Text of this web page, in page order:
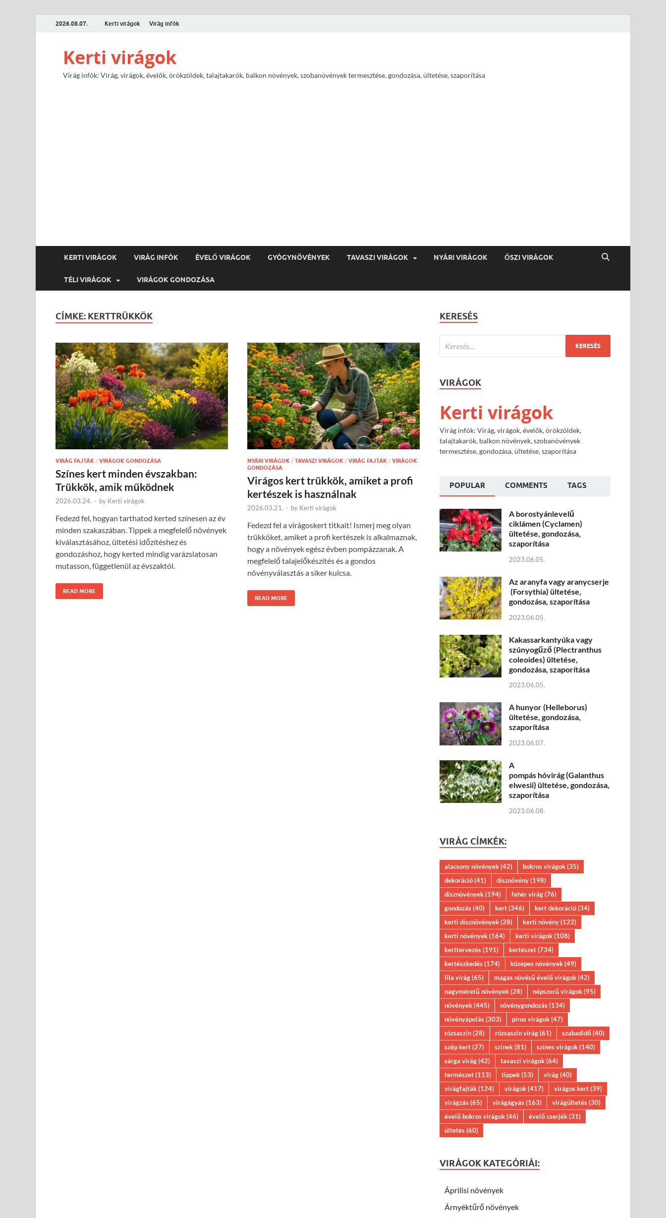
2026.08.07. Kerti virágok Virág infók
Kerti virágok
Virág infók: Virág, virágok, évelők, örökzöldek, talajtakarók, balkon növények, szobanövények termesztése, gondozása, ültetése, szaporítása
KERTI VIRÁGOK VIRÁG INFÓK ÉVELŐ VIRÁGOK GYÓGYNÖVÉNYEK TAVASZI VIRÁGOK NYÁRI VIRÁGOK ŐSZI VIRÁGOK
TÉLI VIRÁGOK VIRÁGOK GONDOZÁSA
CÍMKE: KERTTRÜKKÖK
VIRÁG FAJTÁK / VIRÁGOK GONDOZÁSA
Színes kert minden évszakban:
Trükkök, amik működnek
2026.03.24. - by Kerti virágok
Fedezd fel, hogyan tarthatod kerted színesen az év
minden szakaszában. Tippek a megfelelő növények
kiválasztásához, ültetési időzítéshez és
gondozáshoz, hogy kerted mindig varázslatosan
mutasson, függetlenül az évszaktól.
READ MORE
NYÁRI VIRÁGOK / TAVASZI VIRÁGOK / VIRÁG FAJTÁK / VIRÁGOK
GONDOZÁSA
Virágos kert trükkök, amiket a profi
kertészek is használnak
2026.03.21. - by Kerti virágok
Fedezd fel a virágoskert titkait! Ismerj meg olyan
trükköket, amiket a profi kertészek is alkalmaznak,
hogy a növények egész évben pompázzanak. A
megfelelő talajelőkészítés és a gondos
növényválasztás a siker kulcsa.
READ MORE
KERESÉS
VIRÁGOK
Kerti virágok
Virág infók: Virág, virágok, évelők, örökzöldek,
talajtakarók, balkon növények, szobanövények
termesztése, gondozása, ültetése, szaporítása
POPULAR COMMENTS TAGS
A borostyánlevelű
ciklámen (Cyclamen)
ültetése, gondozása,
szaporítása
2023.06.05.
Az aranyfa vagy aranycserje
(Forsythia) ültetése,
gondozása, szaporítása
2023.06.05.
Kakassarkantyúka vagy
szúnyogűző (Plectranthus
coleoides) ültetése,
gondozása, szaporítása
2023.06.05.
A hunyor (Helleborus)
ültetése, gondozása,
szaporítása
2023.06.07.
A
pompás hóvirág (Galanthus
elwesii) ültetése, gondozása,
szaporítása
2023.06.08.
VIRÁG CÍMKÉK:
alacsony növények(42) bokros virágok(35)
dekoráció(41) dísznövény(198)
dísznövények(194) fehér virág(76)
gondozás(40) kert(346) kert dekoráció(34)
kerti dísznövények(28) kerti növény(122)
kerti növények(164) kerti virágok(108)
kerttervezés(191) kertészet(734)
kertészkedés(174) közepes növények(49)
lila virág(65) magas növésű évelő virágok(42)
nagyméretű növények(28) népszerű virágok(95)
növények(445) növénygondozás(134)
növényápolás(303) piros virágok(47)
rózsaszín(28) rózsaszín virág(61) szabadidő(40)
szép kert(27) színek(81) színes virágok(140)
sárga virág(42) tavaszi virágok(64)
természet(113) tippek(53) virág(40)
virágfajták(124) virágok(417) virágos kert(39)
virágzás(65) virágágyás(163) virágültetés(30)
évelő bokros virágok(46) évelő cserjék(31)
ültetés(60)
VIRÁGOK KATEGÓRIÁI:
Áprilisi növények
Árnyéktűrő növények